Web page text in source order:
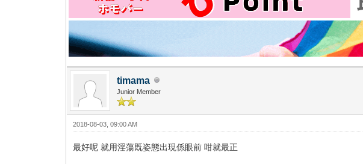
timama
Junior Member
2018-08-03, 09:00 AM
最好呢 就用淫蕩既姿態出現係眼前 咁就最正